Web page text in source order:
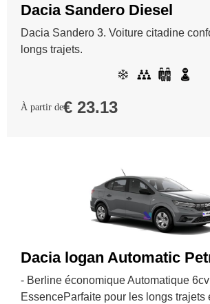
Dacia Sandero Diesel
Dacia Sandero 3. Voiture citadine
longs trajets.
À partir de€ 23.13
Dacia logan Automatic
- Berline économique Automatique
EssenceParfaite pour les longs trajets